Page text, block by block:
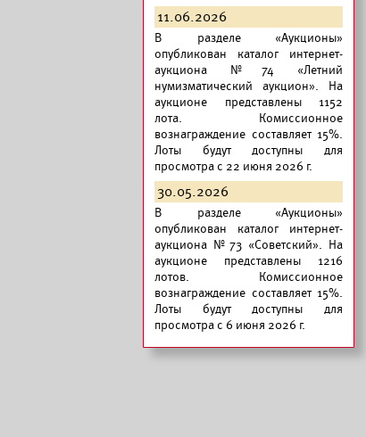
11.06.2026
В разделе «Аукционы»
опубликован каталог интернет-
аукциона №74 «Летний
нумизматический аукцион». На
аукционе представлены 1152
лота. Комиссионное
вознаграждение составляет 15%.
Лоты будут доступны для
просмотра с 22 июня 2026 г.
30.05.2026
В разделе «Аукционы»
опубликован каталог интернет-
аукциона №73 «Советский». На
аукционе представлены 1216
лотов. Комиссионное
вознаграждение составляет 15%.
Лоты будут доступны для
просмотра с 6 июня 2026 г.